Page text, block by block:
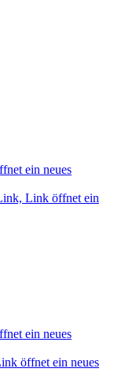
ein neues
Link öffnet ein
ein neues
öffnet ein neues